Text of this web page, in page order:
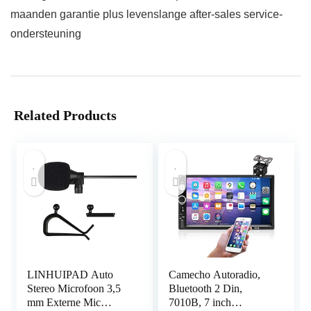
maanden garantie plus levenslange after-sales service-
ondersteuning
Related Products
LINHUIPAD Auto
Stereo Microfoon 3,5
mm Externe Mic
Camecho Autoradio,
Bluetooth 2 Din,
7010B, 7 inch